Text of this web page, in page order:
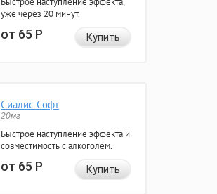
уже через 20 минут.
от 65Р Купить
Сиалис Софт
20мг
Быстрое наступление эффекта и
совместимость с алкоголем.
от 65Р Купить